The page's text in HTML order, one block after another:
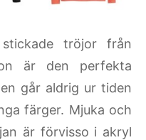
tröjor från
är den perfekta
går aldrig ur tiden
färger. Mjuka och
är förvisso i akryl